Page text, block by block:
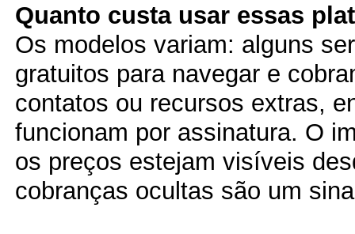
Quanto custa usar essas
Os modelos variam: alguns
gratuitos para navegar e
contatos ou recursos extras,
funcionam por assinatura. O
os preços estejam visíveis
cobranças ocultas são um